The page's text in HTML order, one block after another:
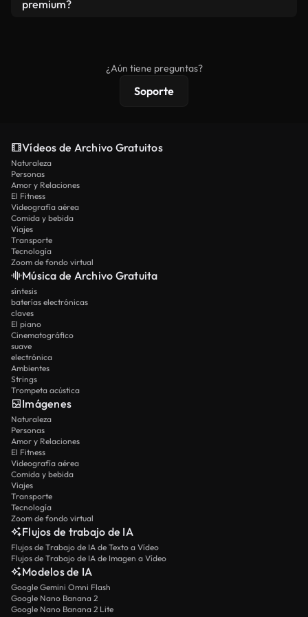
premium?
protecciones de licencia extendidas.
¿Aún tiene preguntas?
Soporte
Vídeos de Archivo Gratuitos
Naturaleza
Personas
Amor y Relaciones
El Fitness
Videografía aérea
Comida y bebida
Viajes
Transporte
Tecnología
Zoom de fondo virtual
Música de Archivo Gratuita
síntesis
baterías electrónicas
claves
El piano
Cinematográfico
suave
electrónica
Ambientes
Strings
Trompeta acústica
Imágenes
Naturaleza
Personas
Amor y Relaciones
El Fitness
Videografía aérea
Comida y bebida
Viajes
Transporte
Tecnología
Zoom de fondo virtual
Flujos de trabajo de IA
Flujos de Trabajo de IA de Texto a Vídeo
Flujos de Trabajo de IA de Imagen a Vídeo
Modelos de IA
Google Gemini Omni Flash
Google Nano Banana 2
Google Nano Banana 2 Lite